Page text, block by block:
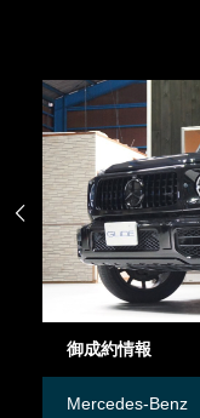
御成約情報
Mercedes-Benz
